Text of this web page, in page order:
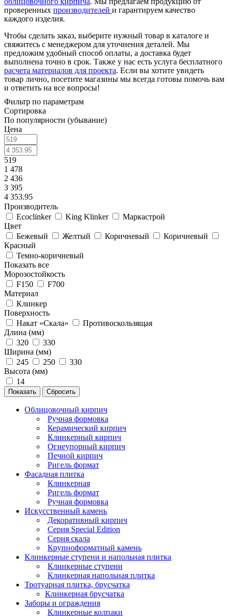
проверенных производителей и гарантируем качество
каждого изделия.
Чтобы сделать заказ, выберите нужный товар в каталоге и
свяжитесь с менеджером для уточнения деталей. Мы
предложим удобный способ оплаты, а доставка будет
выполнена точно в срок. Также у нас есть услуга бесплатного
расчета материалов для проекта. Если вы хотите увидеть
товар лично, посетите магазины мы всегда готовы помочь вам
и ответить на все вопросы!
Фильтр по параметрам
Сортировка
По популярности (убывание)
Цена
519
1 478
2 436
3 395
4 353.95
Производитель
Ecoclinker
King Klinker
Маркастрой
Цвет
Бежевый
Желтый Коричневый
Коричневый
Красный
Темно-коричневый
Показать все
Морозостойкость
F150
F700
Материал
Клинкер
Поверхность
Накат «Скала»
Противоскользящая
Длина (мм)
320
330
Ширина (мм)
245
250
330
Высота (мм)
14
Сбросить
Облицовочный кирпич
Ручная формовка
Керамический кирпич
Клинкерный кирпич
Огнеупорный кирпич
Печной кирпич
Ригель формат
Фасадная плитка
Клинкерная
Ригель формат
Ручная формовка
Искусственный камень
Декоративный кирпич
Серия Special Edition
Серия скала
Крупноформатный камень
Клинкерные ступени и напольная плитка
Клинкерные ступени
Клинкерная напольная плитка
Тротуарная плитка, брусчатка
Клинкерная брусчатка
Заборы и ограждения
Клинкерные колпаки